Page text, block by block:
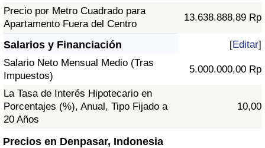
Precio por Metro Cuadrado para
Apartamento Fuera del Centro
13.638.888,89 Rp
Salarios y Financiación [Editar]
Salario Neto Mensual Medio (Tras
Impuestos)
5.000.000,00 Rp
La Tasa de Interés Hipotecario en
Porcentajes (%), Anual, Tipo Fijado a
20 Años
10,00
Precios en Denpasar, Indonesia